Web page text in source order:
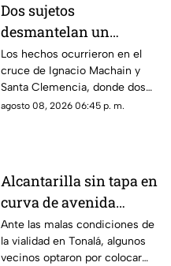
Dos sujetos
desmantelan un
vehículo a plena luz del
día en Guadalajara
Los hechos ocurrieron en el
cruce de Ignacio Machain y
Santa Clemencia, donde dos
sujetos fueron captados
agosto 08, 2026 06:45 p. m.
Alcantarilla sin tapa en
curva de avenida
Patria
Ante las malas condiciones de
la vialidad en Tonalá, algunos
vecinos optaron por colocar